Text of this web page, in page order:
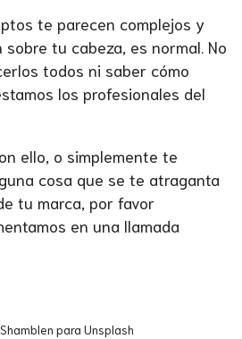
te parecen complejos y
tu cabeza, es normal. No
todos ni saber cómo
los profesionales del
ello, o simplemente te
cosa que se te atraganta
tu marca, por favor
en una llamada
para Unsplash